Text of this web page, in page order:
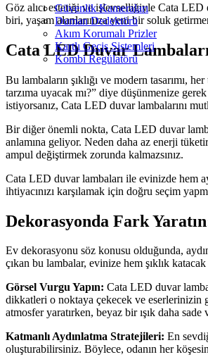
Güvenlik Kameraları
Duman Dedektörü
Akım Korumalı Prizler
Kartlı Geçiş Sistemleri
Kombi Regülatörü
Göz alıcı estetiği ve işlevselliğiyle Cata
biri, yaşam alanlarınıza yeni bir soluk
Cata LED Duvar
Bu lambaların şıklığı ve modern tasarımı,
tarzıma uyacak mı?” diye düşünmenize
istiyorsanız, Cata LED duvar lambalarını
Bir diğer önemli nokta, Cata LED duvar
anlamına geliyor. Neden daha az enerji
ampul değiştirmek zorunda kalmazsınız.
Cata LED duvar lambaları ile evinizde hem
ihtiyacınızı karşılamak için doğru seçim
Dekorasyonda Fark
Ev dekorasyonu söz konusu olduğunda,
çıkan bu lambalar, evinize hem şıklık
Görsel Vurgu Yapın: Cata LED duvar
dikkatleri o noktaya çekecek ve eserlerinizin
atmosfer yaratırken, beyaz bir ışık daha
Katmanlı Aydınlatma Stratejileri: En
oluşturabilirsiniz. Böylece, odanın her